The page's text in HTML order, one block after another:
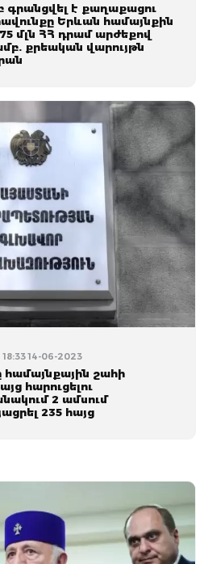
է քաղաքացու
Երևան համայնքին
մլն ՀՀ դրամ արժեքով
քրեական վարույթն
18:33 14-06-2023
շահի
հարուցելու
2 ամսում
235 հայց